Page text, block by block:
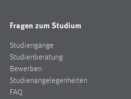
Fragen zum Studium
Studiengänge
Studienberatung
Bewerben
Studienangelegenheiten
FAQ